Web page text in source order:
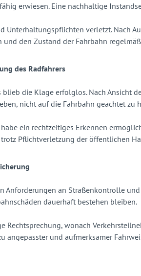
erwiesen. Eine nachhaltige
Unterhaltungspflichten verletzt. Nach
den Zustand der Fahrbahn
des Radfahrers
die Klage erfolglos. Nach Ansicht
nicht auf die Fahrbahn geachtet zu
ein rechtzeitiges Erkennen
Pflichtverletzung der öffentlichen
Anforderungen an Straßenkontrolle
dauerhaft bestehen bleiben.
Rechtsprechung, wonach
angepasster und aufmerksamer